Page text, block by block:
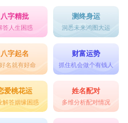
、皮蛋瘦肉周、顺手牵
不讲李、一只小松许。
输临疯、小基炖蘑菇、
八字精批
答人生困惑
测终身运
洞悉未来鸿图大运
八字起名
名就有好命
财富运势
抓住机会做个有钱人
爱桃花运
解答姻缘困惑
姓名配对
多维分析配对情况